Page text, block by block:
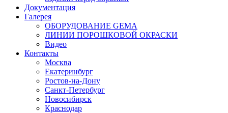
Документация
Галерея
ОБОРУДОВАНИЕ GEMA
ЛИНИИ ПОРОШКОВОЙ ОКРАСКИ
Видео
Контакты
Москва
Екатеринбург
Ростов-на-Дону
Санкт-Петербург
Новосибирск
Краснодар